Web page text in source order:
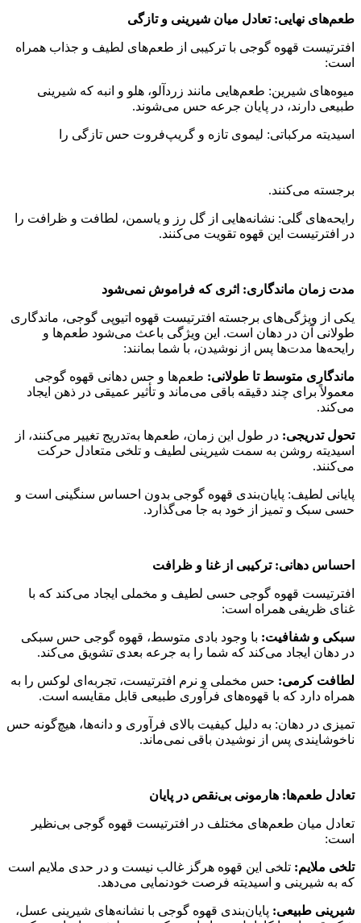
طعم‌های نهایی: تعادل میان شیرینی و تازگی
افترتیست قهوه گوجی با ترکیبی از طعم‌های لطیف و جذاب همراه
است:
میوه‌های شیرین: طعم‌هایی مانند زردآلو، هلو و انبه که شیرینی
طبیعی دارند، در پایان جرعه حس می‌شوند.
اسیدیته مرکباتی: لیموی تازه و گریپ‌فروت حس تازگی را
برجسته می‌کنند.
رایحه‌های گلی: نشانه‌هایی از گل رز و یاسمن، لطافت و ظرافت را
در افترتیست این قهوه تقویت می‌کنند.
مدت زمان ماندگاری: اثری که فراموش نمی‌شود
یکی از ویژگی‌های برجسته افترتیست قهوه اتیوپی گوجی، ماندگاری
طولانی آن در دهان است. این ویژگی باعث می‌شود طعم‌ها و
رایحه‌ها مدت‌ها پس از نوشیدن، با شما بمانند:
ماندگاری متوسط تا طولانی: طعم‌ها و حس دهانی قهوه گوجی
معمولاً برای چند دقیقه باقی می‌ماند و تأثیر عمیقی در ذهن ایجاد
می‌کند.
تحول تدریجی: در طول این زمان، طعم‌ها به‌تدریج تغییر می‌کنند، از
اسیدیته روشن به سمت شیرینی لطیف و تلخی متعادل حرکت
می‌کنند.
پایانی لطیف: پایان‌بندی قهوه گوجی بدون احساس سنگینی است و
حسی سبک و تمیز از خود به جا می‌گذارد.
احساس دهانی: ترکیبی از غنا و ظرافت
افترتیست قهوه گوجی حسی لطیف و مخملی ایجاد می‌کند که با
غنای ظریفی همراه است:
سبکی و شفافیت: با وجود بادی متوسط، قهوه گوجی حس سبکی
در دهان ایجاد می‌کند که شما را به جرعه بعدی تشویق می‌کند.
لطافت کرمی: حس مخملی و نرم افترتیست، تجربه‌ای لوکس را به
همراه دارد که با قهوه‌های فرآوری طبیعی قابل مقایسه است.
تمیزی در دهان: به دلیل کیفیت بالای فرآوری و دانه‌ها، هیچ‌گونه حس
ناخوشایندی پس از نوشیدن باقی نمی‌ماند.
تعادل طعم‌ها: هارمونی بی‌نقص در پایان
تعادل میان طعم‌های مختلف در افترتیست قهوه گوجی بی‌نظیر
است:
تلخی ملایم: تلخی این قهوه هرگز غالب نیست و در حدی ملایم است
که به شیرینی و اسیدیته فرصت خودنمایی می‌دهد.
شیرینی طبیعی: پایان‌بندی قهوه گوجی با نشانه‌های شیرینی عسل،